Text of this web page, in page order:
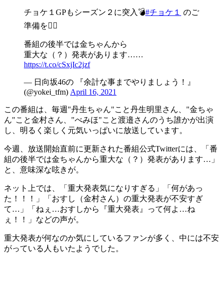
チョケ１GPもシーズン２に突入💣#チョケ１
のご
準備を🙋‍♀️
番組の後半では金ちゃんから
重大な（？）発表があります……
https://t.co/cSxjIc2jzf
— 日向坂46の 『余計な事までやりましょう！』
(@yokei_tfm) April 16, 2021
この番組は、毎週"丹生ちゃん"こと丹生明里さん、"金ちゃ
ん"こと金村さん、"べみほ"こと渡邉さんのうち誰かが出演
し、明るく楽しく元気いっぱいに放送しています。
今週、放送開始直前に更新された番組公式Twitterには、「番
組の後半では金ちゃんから重大な（？）発表があります…」
と、意味深な呟きが。
ネット上では、「重大発表気になりすぎる」「何があっ
た！！！」「おすし（金村さん）の重大発表が不安すぎ
て…」「ねぇ…おすしから『重大発表』って何よ…ね
ぇ！！」などの声が。
重大発表が何なのか気にしているファンが多く、中には不安
がっている人もいたようでした。